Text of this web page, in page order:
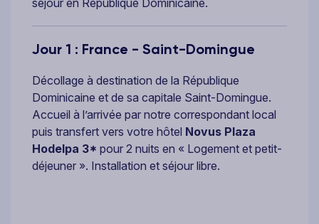
Jour 1 : France - Saint-Domingue
Décollage à destination de la République
Dominicaine et de sa capitale Saint-Domingue.
Accueil à l’arrivée par notre correspondant local
puis transfert vers votre hôtel Novus Plaza
Hodelpa 3* pour 2 nuits en « Logement et petit-
déjeuner ». Installation et séjour libre.